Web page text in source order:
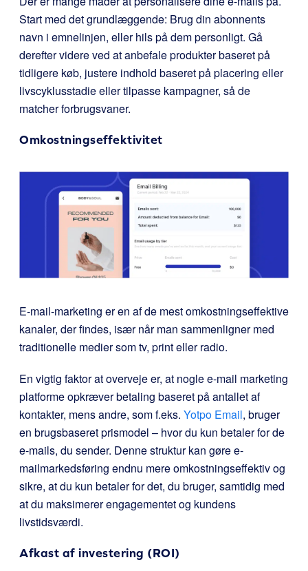
Start med det grundlæggende: Brug din abonnents
navn i emnelinjen, eller hils på dem personligt. Gå
derefter videre ved at anbefale produkter baseret på
tidligere køb, justere indhold baseret på placering eller
livscyklusstadie eller tilpasse kampagner, så de
matcher forbrugsvaner.
Omkostningseffektivitet
E-mail-marketing er en af de mest omkostningseffektive
kanaler, der findes, især når man sammenligner med
traditionelle medier som tv, print eller radio.
En vigtig faktor at overveje er, at nogle e-mail marketing
platforme opkræver betaling baseret på antallet af
kontakter, mens andre, som f.eks. Yotpo Email, bruger
en brugsbaseret prismodel – hvor du kun betaler for de
e-mails, du sender. Denne struktur kan gøre e-
mailmarkedsføring endnu mere omkostningseffektiv og
sikre, at du kun betaler for det, du bruger, samtidig med
at du maksimerer engagementet og kundens
livstidsværdi.
Afkast af investering (ROI)